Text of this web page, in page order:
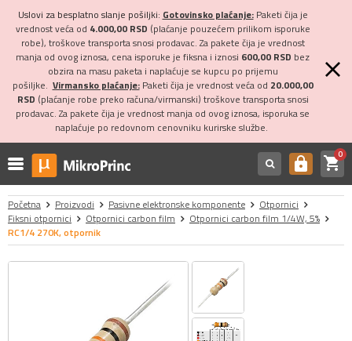
Uslovi za besplatno slanje pošiljki: Gotovinsko plaćanje:Paketi čija je
vrednost veća od 4.000,00 RSD (plaćanje pouzećem prilikom isporuke
robe), troškove transporta snosi prodavac. Za pakete čija je vrednost
manja od ovog iznosa, cena isporuke je fiksna i iznosi 600,00 RSD bez
obzira na masu paketa i naplaćuje se kupcu po prijemu
pošiljke. Virmansko plaćanje:Paketi čija je vrednost veća od 20.000,00
RSD (plaćanje robe preko računa/virmanski) troškove transporta snosi
prodavac. Za pakete čija je vrednost manja od ovog iznosa, isporuka se
naplaćuje po redovnom cenovniku kurirske službe.
https shopping_cart0
Početna Proizvodi Pasivne elektronske komponente
Otpornici
Fiksni otpornici
Otpornici carbon film
Otpornici carbon film 1/4W, 5%
RC1/4 270K, otpornik